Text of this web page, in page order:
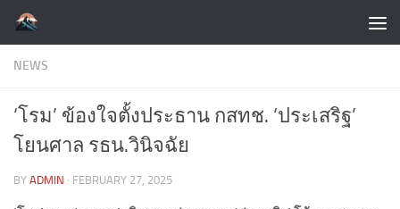
Skip to content
NEWS
‘โรม’ ข้องใจตั้งประธาน กสทช. ‘ประเสริฐ’
โยนศาล รธน.วินิจฉัย
BY ADMIN · FEBRUARY 27, 2025